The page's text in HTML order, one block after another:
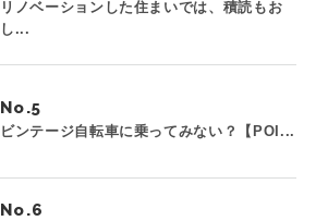
リノベーションした住まいでは、積読もお
し...
No.
ビンテージ自転車に乗ってみない？【POI...
No.